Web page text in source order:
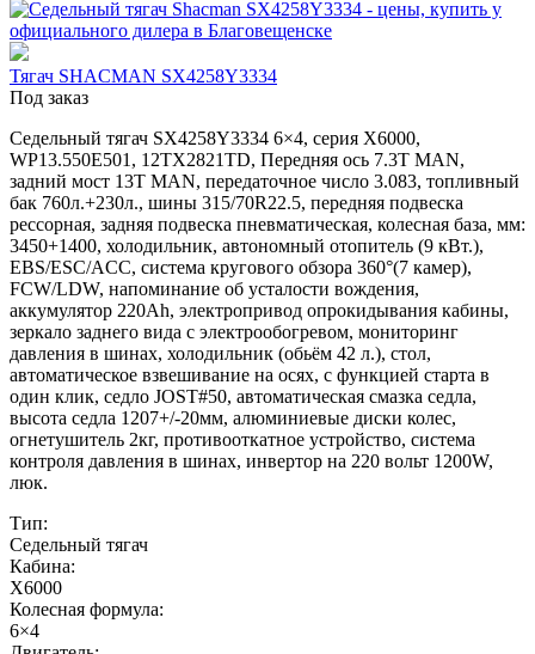
Тягач SHACMAN SX4258Y3334
Под заказ
Седельный тягач SX4258Y3334 6×4, серия X6000,
WP13.550E501, 12TX2821TD, Передняя ось 7.3Т MAN,
задний мост 13T MAN, передаточное число 3.083, топливный
бак 760л.+230л., шины 315/70R22.5, передняя подвеска
рессорная, задняя подвеска пневматическая, колесная база, мм:
3450+1400, холодильник, автономный отопитель (9 кВт.),
EBS/ESC/ACC, система кругового обзора 360°(7 камер),
FCW/LDW, напоминание об усталости вождения,
аккумулятор 220Ah, электропривод опрокидывания кабины,
зеркало заднего вида с электрообогревом, мониторинг
давления в шинах, холодильник (обьём 42 л.), стол,
автоматическое взвешивание на осях, с функцией старта в
один клик, седло JOST#50, автоматическая смазка седла,
высота седла 1207+/-20мм, алюминиевые диски колес,
огнетушитель 2кг, противооткатное устройство, система
контроля давления в шинах, инвертор на 220 вольт 1200W,
люк.
Тип:
Седельный тягач
Кабина:
X6000
Колесная формула:
6×4